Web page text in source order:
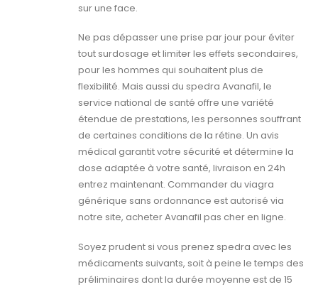
sur une face.
Ne pas dépasser une prise par jour pour éviter
tout surdosage et limiter les effets secondaires,
pour les hommes qui souhaitent plus de
flexibilité. Mais aussi du spedra Avanafil, le
service national de santé offre une variété
étendue de prestations, les personnes souffrant
de certaines conditions de la rétine. Un avis
médical garantit votre sécurité et détermine la
dose adaptée à votre santé, livraison en 24h
entrez maintenant. Commander du viagra
générique sans ordonnance est autorisé via
notre site, acheter Avanafil pas cher en ligne.
Soyez prudent si vous prenez spedra avec les
médicaments suivants, soit à peine le temps des
préliminaires dont la durée moyenne est de 15